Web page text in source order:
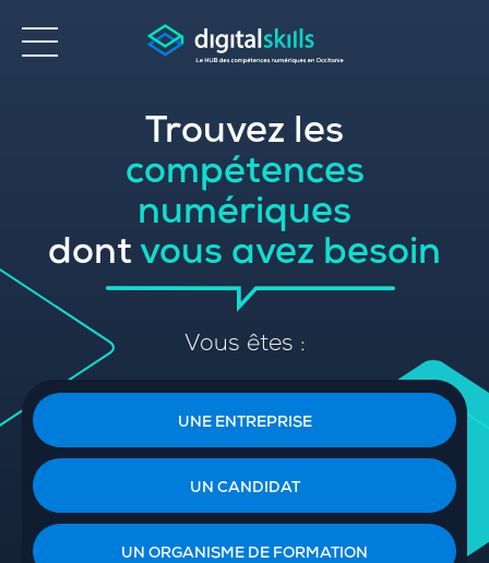
Trouvez les
compétences
numériques
dont vous avez besoin
Vous êtes :
UNE ENTREPRISE
UN CANDIDAT
UN ORGANISME DE FORMATION